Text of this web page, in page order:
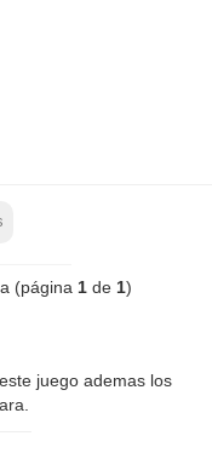
(página 1de 1)
juego ademas los